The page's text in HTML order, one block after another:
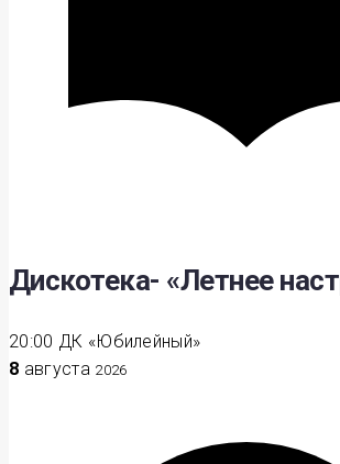
Дискотека- «Летнее
20:00 ДК «Юбилейный»
8 августа 2026